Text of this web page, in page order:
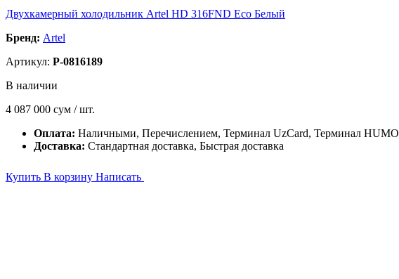
Двухкамерный холодильник Artel HD 316FND Eco Белый
Бренд: Artel
Артикул: P-0816189
В наличии
4 087 000 сум / шт.
Оплата: Наличными, Перечислением, Терминал UzCard, Терминал HUMO
Доставка: Стандартная доставка, Быстрая доставка
Купить В корзину Написать